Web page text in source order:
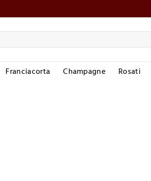
Franciacorta Champagne Rosati